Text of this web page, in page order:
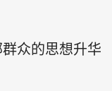
众的思想升华